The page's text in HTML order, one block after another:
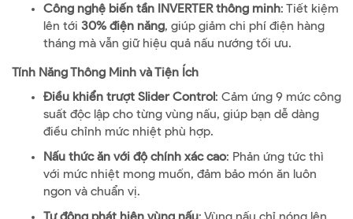
Công nghệ biến tần INVERTER thông minh: Tiết kiệm
lên tới 30% điện năng, giúp giảm chi phí điện hàng
tháng mà vẫn giữ hiệu quả nấu nướng tối ưu.
Tính Năng Thông Minh và Tiện Ích
Điều khiển trượt Slider Control: Cảm ứng 9 mức công
suất độc lập cho từng vùng nấu, giúp bạn dễ dàng
điều chỉnh mức nhiệt phù hợp.
Nấu thức ăn với độ chính xác cao: Phản ứng tức thì
với mức nhiệt mong muốn, đảm bảo món ăn luôn
ngon và chuẩn vị.